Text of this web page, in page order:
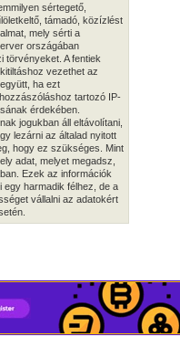
sértegető,
támadó, közízlést
mely sérti a
országában
törvényeket. A fentiek
vezethet az
ha ezt
tartozó IP-
érdekében.
jogukban áll eltávolítani,
lezárni az általad nyitott
hogy ez szükséges. Mint
adat, melyet megadsz,
Ezek az információk
egy harmadik félhez, de a
vállalni az adatokért